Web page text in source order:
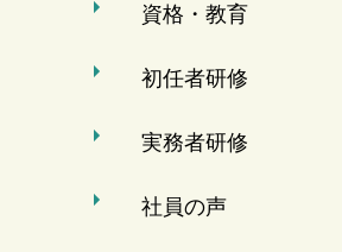
資格・教育
初任者研修
実務者研修
社員の声